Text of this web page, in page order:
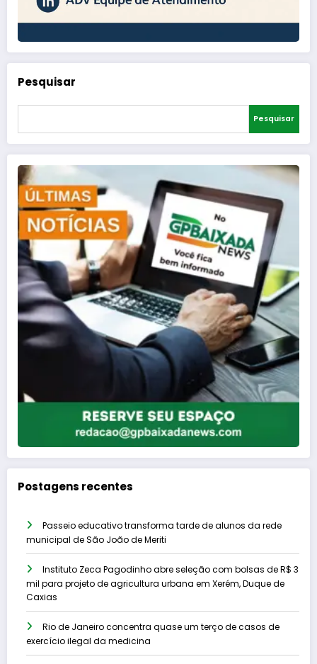
Pesquisar
Pesquisar
Postagens recentes
Passeio educativo transforma tarde de alunos da rede
municipal de São João de Meriti
Instituto Zeca Pagodinho abre seleção com bolsas de R$ 3
mil para projeto de agricultura urbana em Xerém, Duque de
Caxias
Rio de Janeiro concentra quase um terço de casos de
exercício ilegal da medicina